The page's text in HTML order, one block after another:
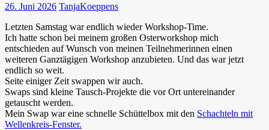
26. Juni 2026 TanjaKoeppens
Letzten Samstag war endlich wieder Workshop-Time.
Ich hatte schon bei meinem großen Osterworkshop mich
entschieden auf Wunsch von meinen Teilnehmerinnen einen
weiteren Ganztägigen Workshop anzubieten. Und das war jetzt
endlich so weit.
Seite einiger Zeit swappen wir auch.
Swaps sind kleine Tausch-Projekte die vor Ort untereinander
getauscht werden.
Mein Swap war eine schnelle Schüttelbox mit den Schachteln mit
Wellenkreis-Fenster.